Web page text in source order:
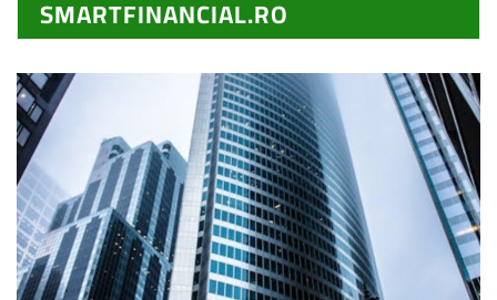
SMARTFINANCIAL.RO